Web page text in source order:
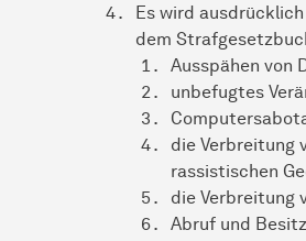
Es wird
dem
Ausspähen von
unbefugtes
die Verbreitung
rassistischen
die Verbreitung
Abruf und